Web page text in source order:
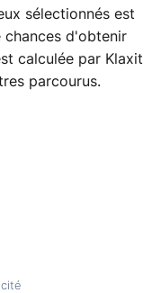
sélectionnés est
chances d'obtenir
calculée par Klaxit
parcourus.